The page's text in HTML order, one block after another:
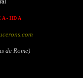
A - HD A
de Rome)